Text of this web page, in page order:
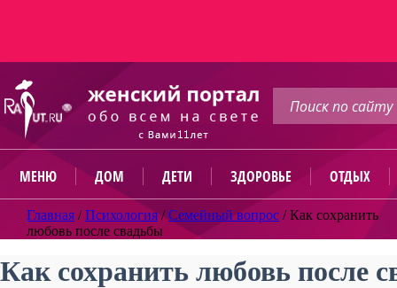
МЕНЮ ДОМ ДЕТИ ЗДОРОВЬЕ ОТДЫХ
Главная /Психология/Семейный вопрос /Как сохранить
любовь после свадьбы
Как сохранить любовь после